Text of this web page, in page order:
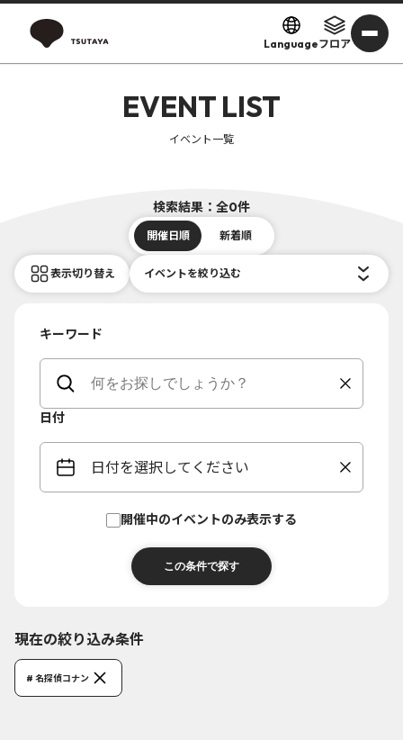
Languageフロア
EVENT LIST
イベント一覧
検索結果：全0件
開催日順 新着順
表示切り替え イベントを絞り込む
キーワード
日付
日付を選択してください
開催中のイベントのみ表示する
現在の絞り込み条件
# 名探偵コナン